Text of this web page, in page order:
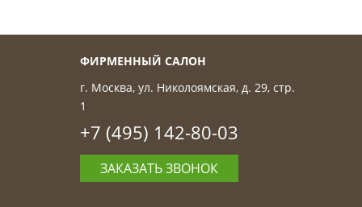
ФИРМЕННЫЙ САЛОН
г. Москва, ул. Николоямская, д. 29, стр.
1
+7 (495) 142-80-03
ЗАКАЗАТЬ ЗВОНОК